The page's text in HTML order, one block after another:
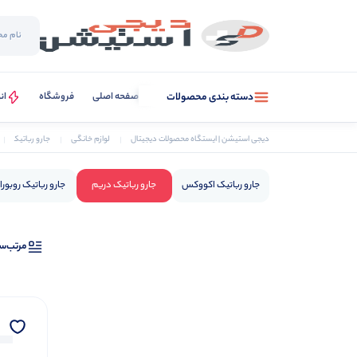
دسته بندی محصولات صفحه اصلی فروشگاه
دیجی استیشن | ایستگاه محصولات دیجیتال لوازم خانگی جارو رباتیک
جارو رباتیک اکووکس جارو رباتیک دریم جارو رباتیک